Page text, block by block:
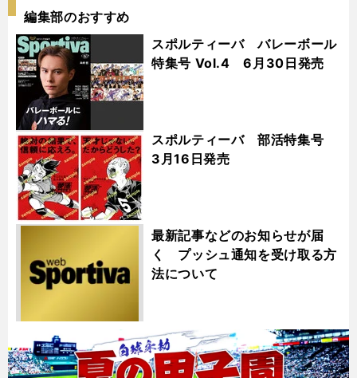
編集部のおすすめ
スポルティーバ バレーボール
特集号 Vol.4 6月30日発売
スポルティーバ 部活特集号
3月16日発売
最新記事などのお知らせが届
く プッシュ通知を受け取る方
法について